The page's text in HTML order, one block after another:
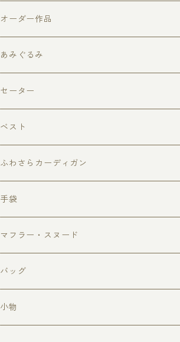
オーダー作品
あみぐるみ
果物
どうぶつ
どうぶつアイス・アイスクリーム
ハート
セーター
ベスト
ふわさらカーディガン
手袋
マフラー・スヌード
バッグ
小物